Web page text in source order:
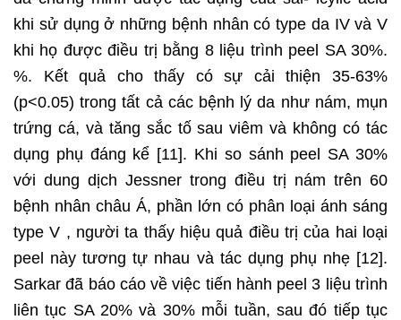
khi sử dụng ở những bệnh nhân có type da IV và V
khi họ được điều trị bằng 8 liệu trình peel SA 30%.
%. Kết quả cho thấy có sự cải thiện 35-63%
(p<0.05) trong tất cả các bệnh lý da như nám, mụn
trứng cá, và tăng sắc tố sau viêm và không có tác
dụng phụ đáng kể [11]. Khi so sánh peel SA 30%
với dung dịch Jessner trong điều trị nám trên 60
bệnh nhân châu Á, phần lớn có phân loại ánh sáng
type V , người ta thấy hiệu quả điều trị của hai loại
peel này tương tự nhau và tác dụng phụ nhẹ [12].
Sarkar đã báo cáo về việc tiến hành peel 3 liệu trình
liên tục SA 20% và 30% mỗi tuần, sau đó tiếp tục